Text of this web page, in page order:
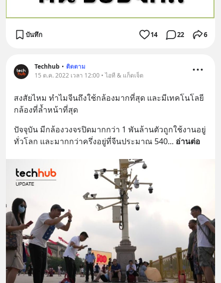
บันทึก 14 22 6
Techhub • ติดตาม
15 ต.ค. 2022 เวลา 12:00 • ไอที & แก็ดเจ็ต
สงสัยไหม ทำไมจีนถึงใช้กล้องมากที่สุด และมีเทคโนโลยี
กล้องที่ล้ำหน้าที่สุด
ปัจจุบัน มีกล้องวงจรปิดมากกว่า 1 พันล้านตัวถูกใช้งานอยู่
ทั่วโลก และมากกว่าครึ่งอยู่ที่จีนประมาณ 540... อ่านต่อ